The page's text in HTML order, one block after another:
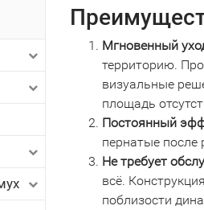
Мгновенный
территорию.
визуальные
площадь
Постоянный
пернатые после
Не требует
всё.
поблизости